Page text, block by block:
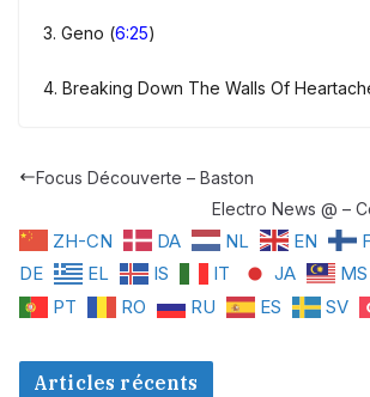
3. Geno (6:25)
4. Breaking Down The Walls Of
Focus Découverte – Baston
Electro News @ –
ZH-CN DA NL EN
DE
EL IS IT JA MS
PT
RO RU ES SV
Articles récents